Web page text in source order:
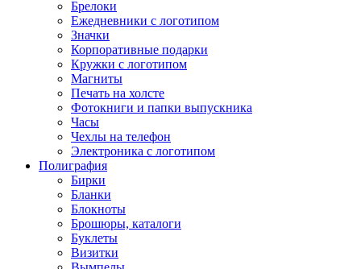
Брелоки
Ежедневники с логотипом
Значки
Корпоративные подарки
Кружки с логотипом
Магниты
Печать на холсте
Фотокниги и папки выпускника
Часы
Чехлы на телефон
Электроника с логотипом
Полиграфия
Бирки
Бланки
Блокноты
Брошюры, каталоги
Буклеты
Визитки